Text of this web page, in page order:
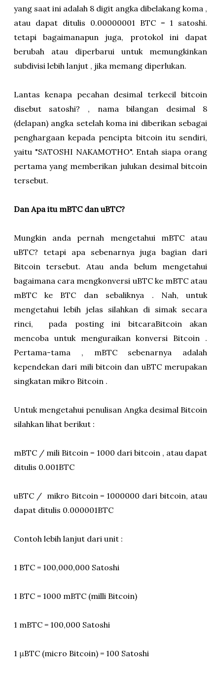
yang saat ini adalah 8 digit angka dibelakang koma ,
atau dapat ditulis 0.00000001 BTC = 1 satoshi.
tetapi bagaimanapun juga, protokol ini dapat
berubah atau diperbarui untuk memungkinkan
subdivisi lebih lanjut , jika memang diperlukan.
Lantas kenapa pecahan desimal terkecil bitcoin
disebut satoshi? , nama bilangan desimal 8
(delapan) angka setelah koma ini diberikan sebagai
penghargaan kepada pencipta bitcoin itu sendiri,
yaitu "SATOSHI NAKAMOTHO". Entah siapa orang
pertama yang memberikan julukan desimal bitcoin
tersebut.
Dan Apa itu mBTC dan uBTC?
Mungkin anda pernah mengetahui mBTC atau
uBTC? tetapi apa sebenarnya juga bagian dari
Bitcoin tersebut. Atau anda belum mengetahui
bagaimana cara mengkonversi uBTC ke mBTC atau
mBTC ke BTC dan sebaliknya . Nah, untuk
mengetahui lebih jelas silahkan di simak secara
rinci, pada posting ini bitcaraBitcoin akan
mencoba untuk menguraikan konversi Bitcoin .
Pertama-tama , mBTC sebenarnya adalah
kependekan dari mili bitcoin dan uBTC merupakan
singkatan mikro Bitcoin .
Untuk mengetahui penulisan Angka desimal Bitcoin
silahkan lihat berikut :
mBTC / mili Bitcoin = 1000 dari bitcoin , atau dapat
ditulis 0.001BTC
uBTC / mikro Bitcoin = 1000000 dari bitcoin, atau
dapat ditulis 0.000001BTC
Contoh lebih lanjut dari unit :
1 BTC = 100,000,000 Satoshi
1 BTC = 1000 mBTC (milli Bitcoin)
1 mBTC = 100,000 Satoshi
1 μBTC (micro Bitcoin) = 100 Satoshi